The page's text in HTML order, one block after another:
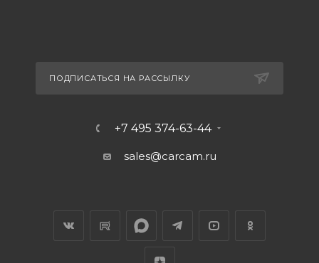
ПОДПИСАТЬСЯ НА РАССЫЛКУ
+7 495 374-63-44
sales@carcam.ru